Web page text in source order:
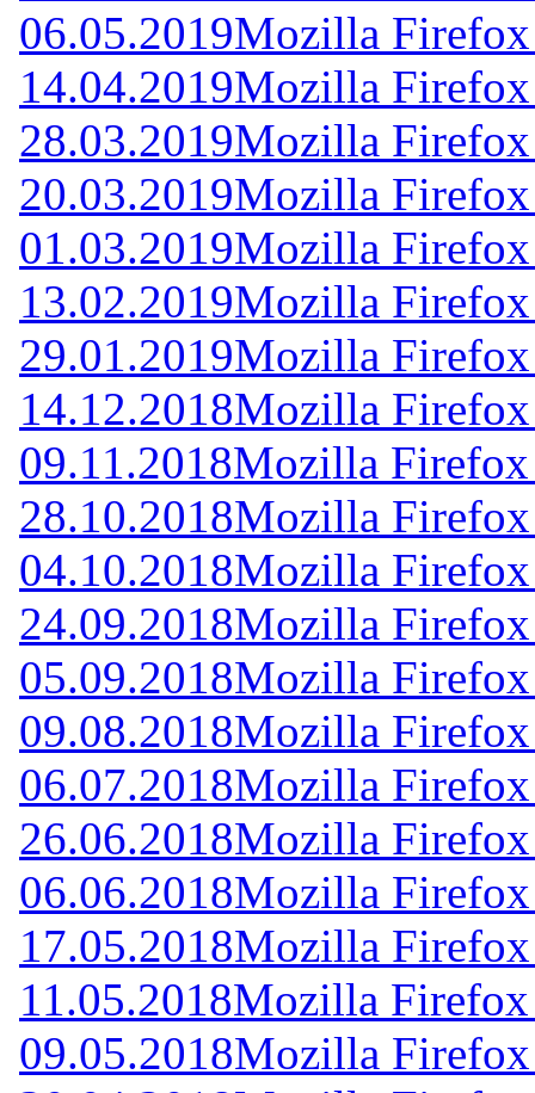
06.05.2019Mozilla
14.04.2019Mozilla
28.03.2019Mozilla
20.03.2019Mozilla
01.03.2019Mozilla
13.02.2019Mozilla
29.01.2019Mozilla
14.12.2018Mozilla
09.11.2018Mozilla
28.10.2018Mozilla
04.10.2018Mozilla
24.09.2018Mozilla
05.09.2018Mozilla
09.08.2018Mozilla
06.07.2018Mozilla
26.06.2018Mozilla
06.06.2018Mozilla
17.05.2018Mozilla
11.05.2018Mozilla
09.05.2018Mozilla